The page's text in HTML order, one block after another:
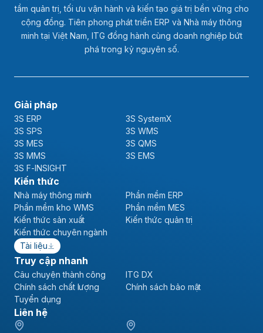
tầm quản trị, tối ưu vận hành và kiến tạo giá trị bền vững cho
cộng đồng. Tiên phong phát triển ERP và Nhà máy thông
minh tại Việt Nam, ITG đồng hành cùng doanh nghiệp bứt
phá trong kỷ nguyên số.
Giải pháp
3S ERP
3S SystemX
3S SPS
3S WMS
3S MES
3S QMS
3S MMS
3S EMS
3S F-INSIGHT
Kiến thức
Nhà máy thông minh
Phần mềm ERP
Phần mềm kho WMS
Phần mềm MES
Kiến thức sản xuất
Kiến thức quản trị
Kiến thức chuyên ngành
Tài liệu
Truy cập nhanh
Câu chuyện thành công
ITG DX
Chính sách chất lượng
Chính sách bảo mật
Tuyển dụng
Liên hệ